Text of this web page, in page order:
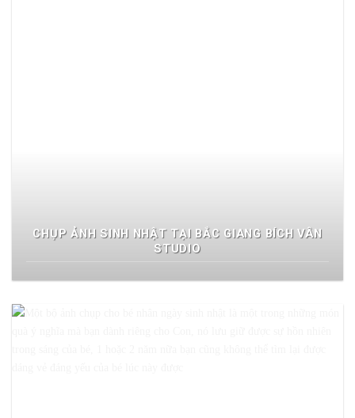
CHỤP ẢNH SINH NHẬT TẠI BẮC GIANG BÍCH VÂN
STUDIO